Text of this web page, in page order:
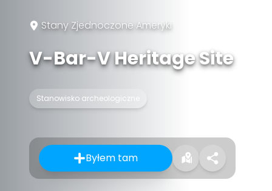
Stany Zjednoczone Ameryki
V-Bar-V Heritage Site
Stanowisko archeologiczne
Byłem tam